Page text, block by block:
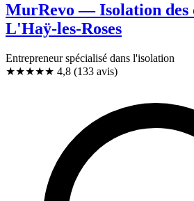
MurRevo — Isolation des
L'Haÿ-les-Roses
Entrepreneur spécialisé dans l'isolation
★★★★★ 4,8 (133 avis)